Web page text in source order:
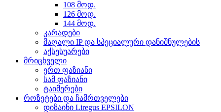
108 მოდ.
126 მოდ.
144 მოდ.
კარადები
მაღალი IP და სპეციალური დანიშნულების
აქსესუარები
მრიცხველი
ერთ ფაზიანი
სამ ფაზიანი
ტაიმერები
როზეტები და ჩამრთველები
დიზაინი Liregus EPSILON